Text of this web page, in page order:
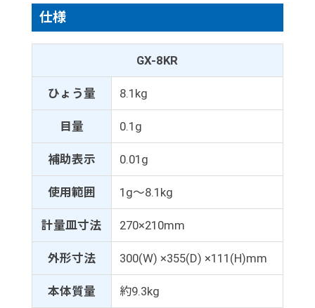
仕様
GX-8KR
ひょう量 8.1kg
目量 0.1g
補助表示 0.01g
使用範囲 1g～8.1kg
計量皿寸法 270×210mm
外形寸法 300(W) ×355(D) ×111(H)mm
本体質量 約9.3kg